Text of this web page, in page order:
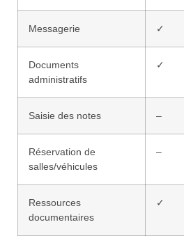
Messagerie ✓
Documents
administratifs
✓
Saisie des notes –
Réservation de
salles/véhicules
–
Ressources
documentaires
✓